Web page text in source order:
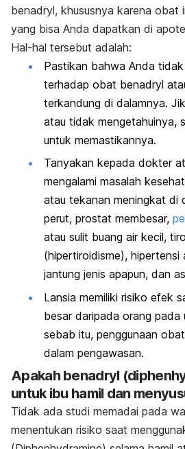
benadryl, khususnya karena obat
yang bisa Anda dapatkan di
Hal-hal tersebut adalah:
Pastikan bahwa Anda tidak
terhadap obat benadryl
terkandung di dalamnya.
atau tidak mengetahuinya,
untuk memastikannya.
Tanyakan kepada dokter
mengalami masalah
atau tekanan meningkat di
perut, prostat membesar,
atau sulit buang air kecil, t
(hipertiroidisme), hipertensi
jantung jenis apapun, dan a
Lansia memiliki risiko efek
besar daripada orang pada
sebab itu, penggunaan
dalam pengawasan.
Apakah benadryl
untuk ibu hamil dan
Tidak ada studi memadai pada
menentukan risiko saat